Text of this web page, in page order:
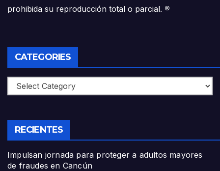
prohibida su reproducción total o parcial. ®
CATEGORIES
Categories
RECIENTES
Impulsan jornada para proteger a adultos mayores
de fraudes en Cancún